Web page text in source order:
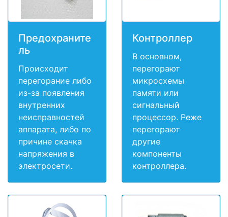
Предохраните
ль
Происходит
перегорание либо
из-за появления
внутренних
неисправностей
аппарата, либо по
причине скачка
напряжения в
электросети.
Контроллер
В основном,
перегорают
микросхемы
памяти или
сигнальный
процессор. Реже
перегорают
другие
компоненты
контроллера.